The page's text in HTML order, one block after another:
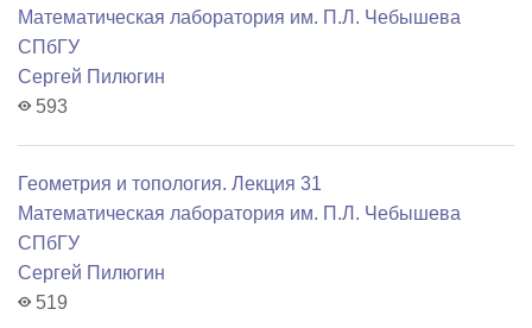
Математичеcкая лаборатория им. П.Л. Чебышева
СПбГУ
Сергей Пилюгин
593
Геометрия и топология. Лекция 31
Математичеcкая лаборатория им. П.Л. Чебышева
СПбГУ
Сергей Пилюгин
519